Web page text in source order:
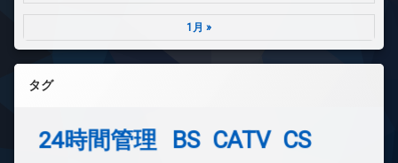
1月 »
タグ
24時間管理 BS CATV CS